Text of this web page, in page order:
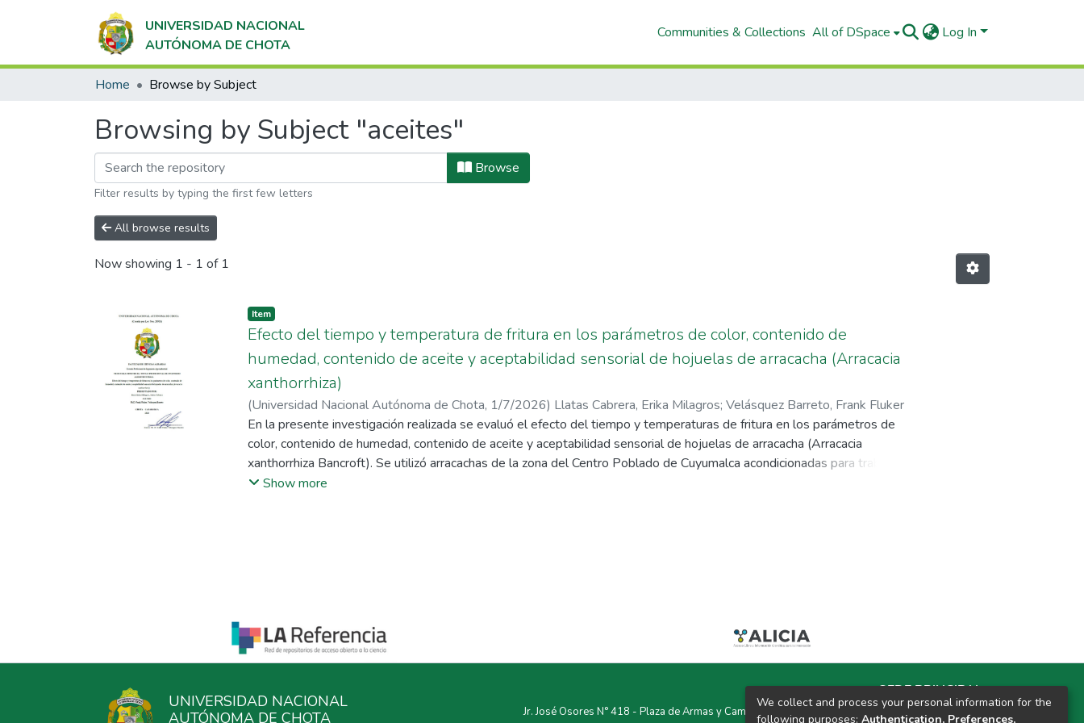
UNIVERSIDAD NACIONAL
AUTÓNOMA DE CHOTA
Communities & Collections All of DSpace Log In
Home Browse by Subject
Browsing by Subject "aceites"
Browse
Filter results by typing the first few letters
All browse results
Now showing 1 - 1 of 1
Item
Efecto del tiempo y temperatura de fritura en los parámetros de color, contenido de
humedad, contenido de aceite y aceptabilidad sensorial de hojuelas de arracacha (Arracacia
xanthorrhiza)
(Universidad Nacional Autónoma de Chota, 1/7/2026) Llatas Cabrera, Erika Milagros; Velásquez Barreto, Frank Fluker
En la presente investigación realizada se evaluó el efecto del tiempo y temperaturas de fritura en los parámetros de
color, contenido de humedad, contenido de aceite y aceptabilidad sensorial de hojuelas de arracacha (Arracacia
xanthorrhiza Bancroft). Se utilizó arracachas de la zona del Centro Poblado de Cuyumalca acondicionadas para trabajar
con hojuelas con grosor de 1,5 mm, las cuales fueron sometidas a proceso de fritura a temperaturas de 140, 150 y
minutos, así mismo a temperaturas de 150 °C y tiempos de 5 minutos se obtiene mejores valores de aceptabilidad
superiores a 7. Se concluye que los diferentes tiempos y temperaturas de fritura afectan significativamente a las
Show more
UNIVERSIDAD NACIONAL
AUTÓNOMA DE CHOTA
SEDE PRINCIPAL
Jr. José Osores N° 418 - Plaza de Armas y Campus Universitarios Colpa Matara y Colpa Huacariz
We collect and process your personal information for the
following purposes: Authentication, Preferences,